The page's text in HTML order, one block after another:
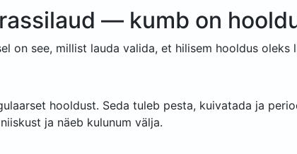
— kumb on
on see, millist lauda valida, et hilisem hooldus
hooldust. Seda tuleb pesta, kuivatada ja
ja näeb kulunum välja.